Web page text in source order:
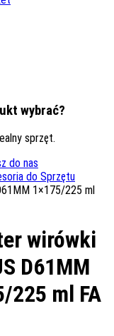
wybrać?
sprzęt.
do nas
do Sprzętu
1×175/225 ml
wirówki
D61MM
225 ml FA